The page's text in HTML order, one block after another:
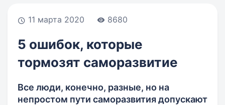
11 марта 2020 8680
5 ошибок, которые
тормозят саморазвитие
Все люди, конечно, разные, но на
непростом пути саморазвития допускают